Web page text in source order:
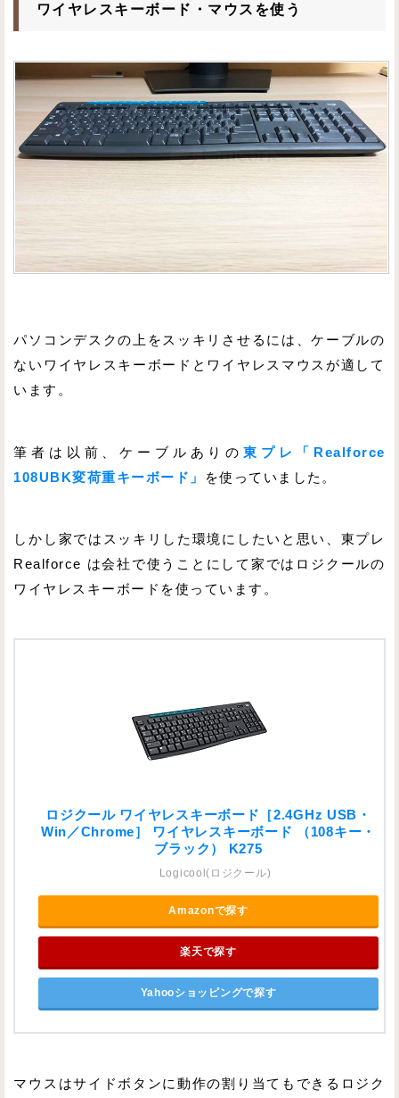
ワイヤレスキーボード・マウスを使う
パソコンデスクの上をスッキリさせるには、ケーブルの
ないワイヤレスキーボードとワイヤレスマウスが適して
います。
筆者は以前、ケーブルありの 東プレ「Realforce
108UBK変荷重キーボード」
を使っていました。
しかし家ではスッキリした環境にしたいと思い、東プレ
Realforce は会社で使うことにして家ではロジクールの
ワイヤレスキーボードを使っています。
ロジクール ワイヤレスキーボード［2.4GHz USB・
Win／Chrome］ ワイヤレスキーボード （108キー・
ブラック） K275
Logicool(ロジクール)
Amazonで探す
楽天で探す
Yahooショッピングで探す
マウスはサイドボタンに動作の割り当てもできるロジク